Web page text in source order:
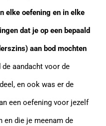
elke oefening en in elke
dat je op een bepaald
aan bod mochten
aandacht voor de
en ook was er de
een oefening voor jezelf
en die je meenam de